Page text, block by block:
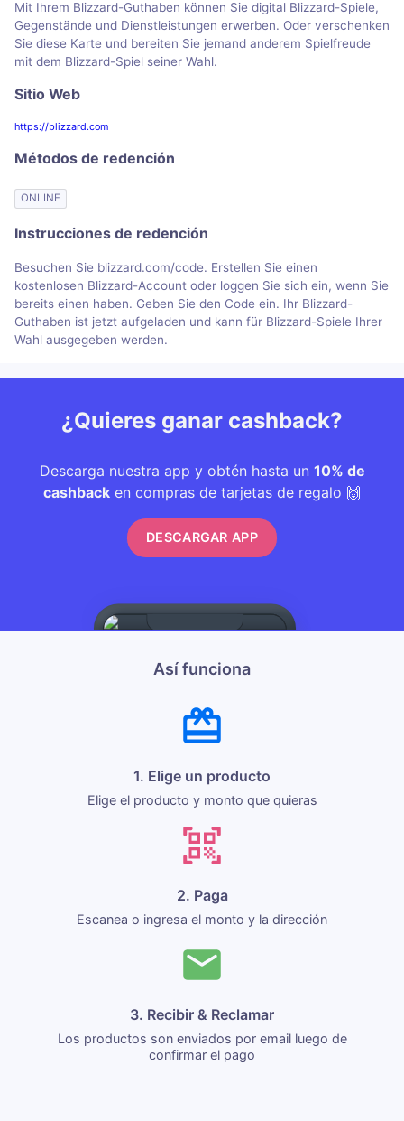
Mit Ihrem Blizzard-Guthaben können Sie digital Blizzard-Spiele,
Gegenstände und Dienstleistungen erwerben. Oder verschenken
Sie diese Karte und bereiten Sie jemand anderem Spielfreude
mit dem Blizzard-Spiel seiner Wahl.
Sitio Web
https://blizzard.com
Métodos de redención
ONLINE
Instrucciones de redención
Besuchen Sie blizzard.com/code. Erstellen Sie einen
kostenlosen Blizzard-Account oder loggen Sie sich ein, wenn Sie
bereits einen haben. Geben Sie den Code ein. Ihr Blizzard-
Guthaben ist jetzt aufgeladen und kann für Blizzard-Spiele Ihrer
Wahl ausgegeben werden.
¿Quieres ganar cashback?
Descarga nuestra app y obtén hasta un 10% de
cashback en compras de tarjetas de regalo 🙌
DESCARGAR APP
Así funciona
1. Elige un producto
Elige el producto y monto que quieras
2. Paga
Escanea o ingresa el monto y la dirección
3. Recibir & Reclamar
Los productos son enviados por email luego de
confirmar el pago